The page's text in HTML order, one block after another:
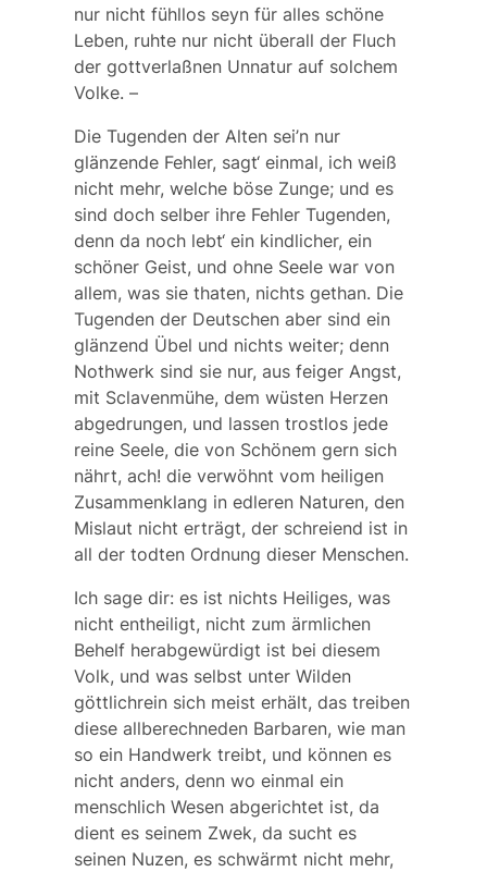
nur nicht fühllos seyn für alles schöne
Leben, ruhte nur nicht überall der Fluch
der gottverlaßnen Unnatur auf solchem
Volke. –
Die Tugenden der Alten sei’n nur
glänzende Fehler, sagt‘ einmal, ich weiß
nicht mehr, welche böse Zunge; und es
sind doch selber ihre Fehler Tugenden,
denn da noch lebt‘ ein kindlicher, ein
schöner Geist, und ohne Seele war von
allem, was sie thaten, nichts gethan. Die
Tugenden der Deutschen aber sind ein
glänzend Übel und nichts weiter; denn
Nothwerk sind sie nur, aus feiger Angst,
mit Sclavenmühe, dem wüsten Herzen
abgedrungen, und lassen trostlos jede
reine Seele, die von Schönem gern sich
nährt, ach! die verwöhnt vom heiligen
Zusammenklang in edleren Naturen, den
Mislaut nicht erträgt, der schreiend ist in
all der todten Ordnung dieser Menschen.
Ich sage dir: es ist nichts Heiliges, was
nicht entheiligt, nicht zum ärmlichen
Behelf herabgewürdigt ist bei diesem
Volk, und was selbst unter Wilden
göttlichrein sich meist erhält, das treiben
diese allberechneden Barbaren, wie man
so ein Handwerk treibt, und können es
nicht anders, denn wo einmal ein
menschlich Wesen abgerichtet ist, da
dient es seinem Zwek, da sucht es
seinen Nuzen, es schwärmt nicht mehr,